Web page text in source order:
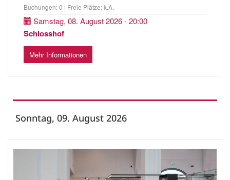
Buchungen: 0 | Freie Plätze: k.A.
Samstag, 08. August 2026 - 20:00
Schlosshof
Mehr Informationen
Sonntag, 09. August 2026